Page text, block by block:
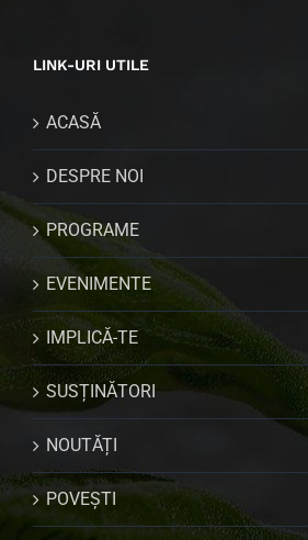
LINK-URI UTILE
ACASĂ
DESPRE NOI
PROGRAME
EVENIMENTE
IMPLICĂ-TE
SUSȚINĂTORI
NOUTĂȚI
POVEȘTI